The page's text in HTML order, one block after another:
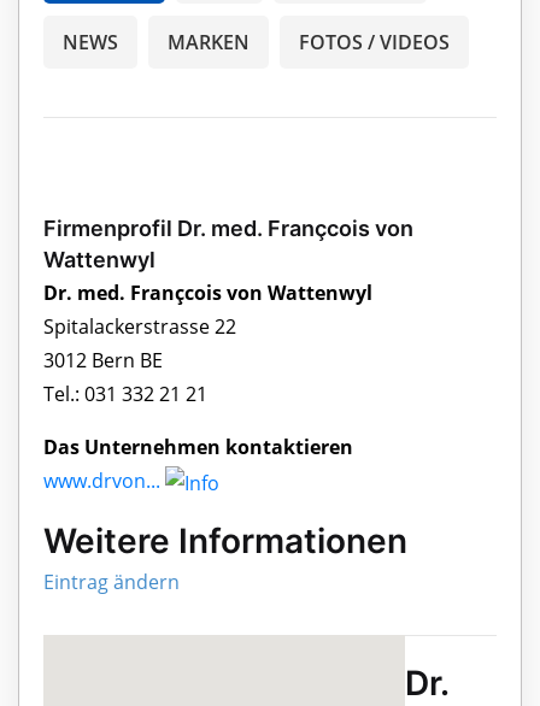
NEWS MARKEN FOTOS / VIDEOS
Firmenprofil Dr. med. Françcois von
Wattenwyl
Dr. med. Françcois von Wattenwyl
Spitalackerstrasse 22
3012 Bern BE
Tel.: 031 332 21 21
Das Unternehmen kontaktieren
www.drvon...
Weitere Informationen
Eintrag ändern
Dr.